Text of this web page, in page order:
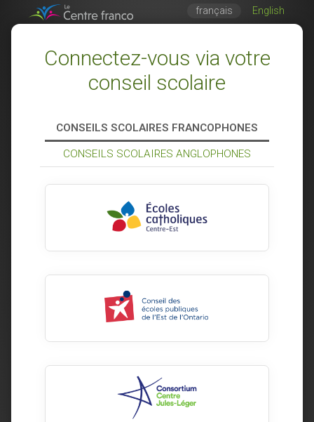
français English
Connectez-vous via votre
conseil scolaire
CONSEILS SCOLAIRES FRANCOPHONES
CONSEILS SCOLAIRES ANGLOPHONES